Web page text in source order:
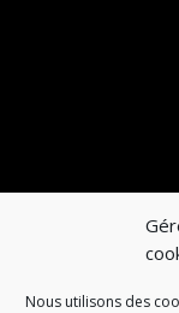
Nous utilisons des